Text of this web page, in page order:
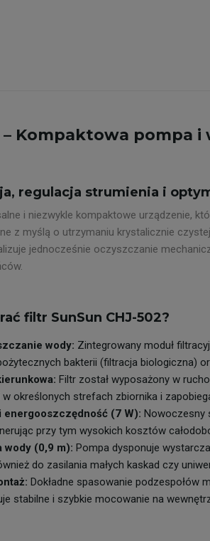
– Kompaktowa
regulacja strumienia i
i niezwykle kompaktowe urządzenie,
z myślą o utrzymaniu krystalicznie
jednocześnie oczyszczanie
filtr SunSun CHJ-502?
wody: Zintegrowany moduł
bakterii (filtracja biologiczna)
Filtr został wyposażony w
określonych strefach zbiornika i
energooszczędność (7 W): Nowoczesny
przy tym wysokich kosztów
wody (0,9 m): Pompa dysponuje
do zasilania małych kaskad czy
Dokładne spasowanie podzespołów
stabilne i szybkie mocowanie na